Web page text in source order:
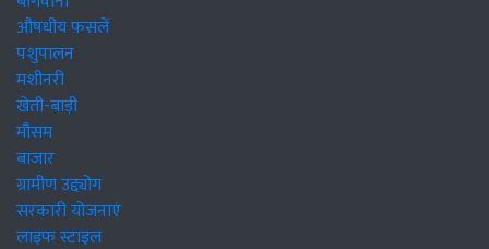
औषधीय फसलें
पशुपालन
मशीनरी
खेती-बाड़ी
मौसम
बाजार
ग्रामीण उद्द्योग
सरकारी योजनाएं
लाइफ स्टाइल